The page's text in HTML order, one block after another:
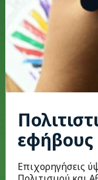
εφήβους
Επιχορηγήσεις